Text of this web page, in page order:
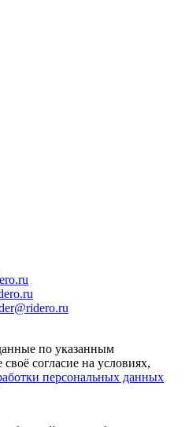
по указанным
согласие на условиях,
персональных данных